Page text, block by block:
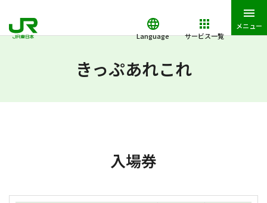
Language サービス一覧
メニュー
きっぷあれこれ
入場券